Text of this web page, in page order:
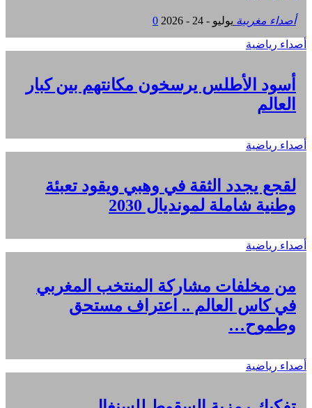
أصداء مغربية يوليو - 24 - 2026
0
أصداء رياضية
أسود الأطلس يرسخون مكانتهم بين كبار
العالم
أصداء رياضية
لقجع يجدد الثقة في وهبي ويقود تعبئة
وطنية شاملة لمونديال 2030
أصداء رياضية
من مخلفات مشاركة المنتخب المغربي
في كاس العالم .. اعتراف مستحق
وطموح…
أصداء رياضية